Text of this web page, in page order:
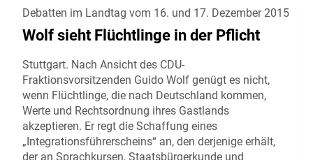
Debatten im Landtag vom 16. und 17. Dezember 2015
Wolf sieht Flüchtlinge in der Pflicht
Stuttgart. Nach Ansicht des CDU-
Fraktionsvorsitzenden Guido Wolf genügt es nicht,
wenn Flüchtlinge, die nach Deutschland kommen,
Werte und Rechtsordnung ihres Gastlands
akzeptieren. Er regt die Schaffung eines
„Integrationsführerscheins“ an, den derjenige erhält,
der an Sprachkursen, Staatsbürgerkunde und